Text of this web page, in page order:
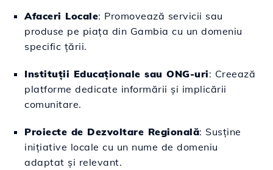
Afaceri Locale: Promovează servicii sau
produse pe piața din Gambia cu un domeniu
specific țării.
Instituții Educaționale sau ONG-uri: Creează
platforme dedicate informării și implicării
comunitare.
Proiecte de Dezvoltare Regională: Susține
inițiative locale cu un nume de domeniu
adaptat și relevant.